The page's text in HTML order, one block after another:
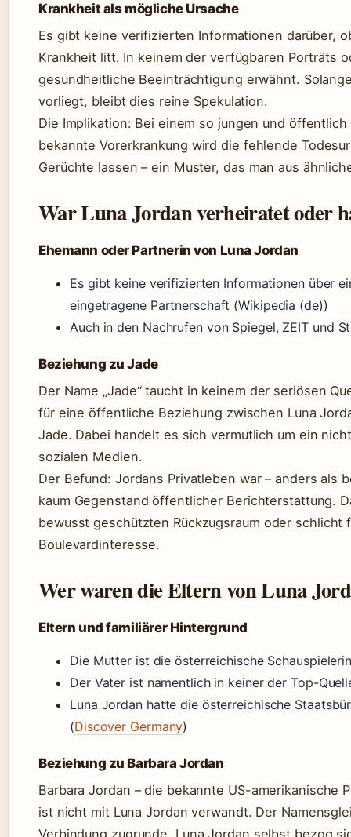
Krankheit als mögliche Ursache
Es gibt keine verifizierten Informationen darüber,
Krankheit litt. In keinem der verfügbaren Porträts
gesundheitliche Beeinträchtigung erwähnt.
vorliegt, bleibt dies reine Spekulation.
Die Implikation: Bei einem so jungen und
bekannte Vorerkrankung wird die fehlende
Gerüchte lassen – ein Muster, das man aus
War Luna Jordan verheiratet oder
Ehemann oder Partnerin von Luna Jordan
Es gibt keine verifizierten Informationen über
eingetragene Partnerschaft (Wikipedia (de))
Auch in den Nachrufen von Spiegel, ZEIT und
Beziehung zu Jade
Der Name „Jade“ taucht in keinem der seriösen
für eine öffentliche Beziehung zwischen Luna
Jade. Dabei handelt es sich vermutlich um ein
sozialen Medien.
Der Befund: Jordans Privatleben war – anders als
kaum Gegenstand öffentlicher Berichterstattung.
bewusst geschützten Rückzugsraum oder schlicht
Boulevardinteresse.
Wer waren die Eltern von Luna
Eltern und familiärer Hintergrund
Die Mutter ist die österreichische
Der Vater ist namentlich in keiner der Top-
Luna Jordan hatte die österreichische
(Discover Germany)
Beziehung zu Barbara Jordan
Barbara Jordan – die bekannte US-amerikanische
ist nicht mit Luna Jordan verwandt. Der
Verbindung zugrunde. Luna Jordan selbst bezog